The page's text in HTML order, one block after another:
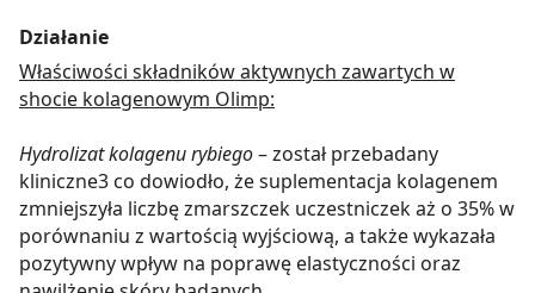
Działanie
Właściwości składników aktywnych zawartych w
shocie kolagenowym Olimp:
Hydrolizat kolagenu rybiego– został przebadany
kliniczne3 co dowiodło, że suplementacja kolagenem
zmniejszyła liczbę zmarszczek uczestniczek aż o 35% w
porównaniu z wartością wyjściową, a także wykazała
pozytywny wpływ na poprawę elastyczności oraz